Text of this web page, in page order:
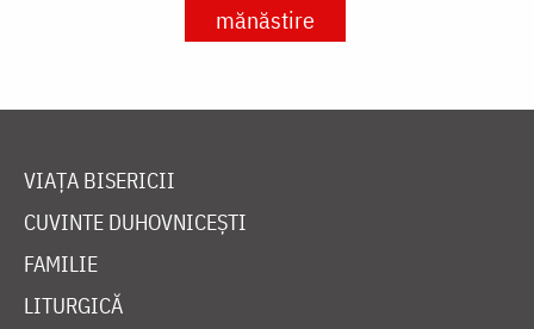
mănăstire
VIAȚA BISERICII
CUVINTE DUHOVNICEȘTI
FAMILIE
LITURGICĂ